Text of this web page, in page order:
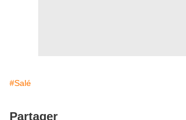
#Salé
Partager